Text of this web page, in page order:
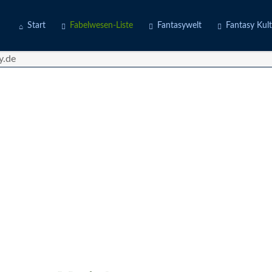
Start Fabelwesen-Liste Fantasywelt Fantasy